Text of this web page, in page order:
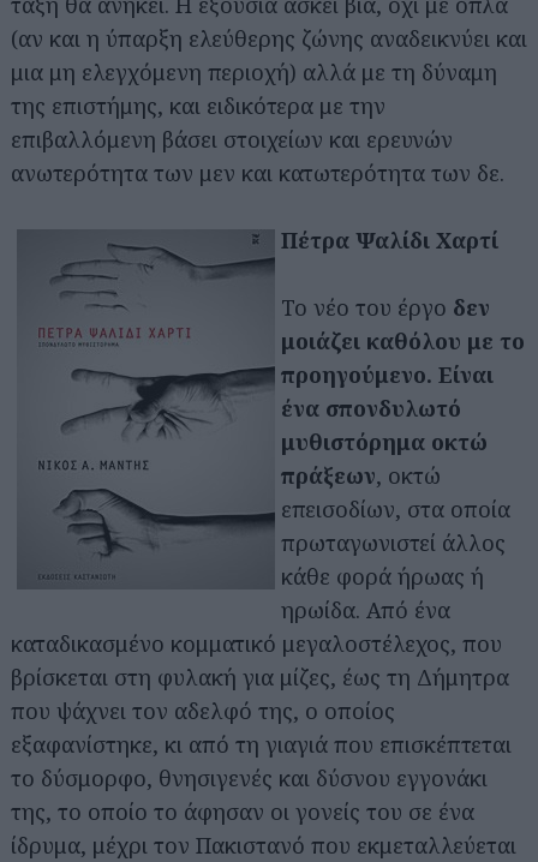
(αν και η ύπαρξη ελεύθερης ζώνης αναδεικνύει και
μια μη ελεγχόμενη περιοχή) αλλά με τη δύναμη
της επιστήμης, και ειδικότερα με την
επιβαλλόμενη βάσει στοιχείων και ερευνών
ανωτερότητα των μεν και κατωτερότητα των δε.
Πέτρα Ψαλίδι Χαρτί
Το νέο του έργο δεν
μοιάζει καθόλου με το
προηγούμενο. Είναι
ένα σπονδυλωτό
μυθιστόρημα οκτώ
πράξεων, οκτώ
επεισοδίων, στα οποία
πρωταγωνιστεί άλλος
κάθε φορά ήρωας ή
ηρωίδα. Από ένα
καταδικασμένο κομματικό μεγαλοστέλεχος, που
βρίσκεται στη φυλακή για μίζες, έως τη Δήμητρα
που ψάχνει τον αδελφό της, ο οποίος
εξαφανίστηκε, κι από τη γιαγιά που επισκέπτεται
το δύσμορφο, θνησιγενές και δύσνου εγγονάκι
της, το οποίο το άφησαν οι γονείς του σε ένα
ίδρυμα, μέχρι τον Πακιστανό που εκμεταλλεύεται